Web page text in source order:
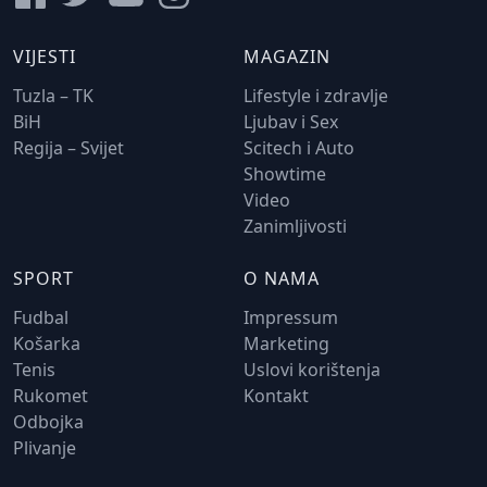
VIJESTI
Tuzla – TK
BiH
Regija – Svijet
MAGAZIN
Lifestyle i zdravlje
Ljubav i Sex
Scitech i Auto
Showtime
Video
Zanimljivosti
SPORT
Fudbal
Košarka
Tenis
Rukomet
Odbojka
Plivanje
O NAMA
Impressum
Marketing
Uslovi korištenja
Kontakt